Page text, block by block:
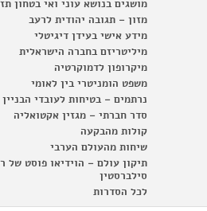
מושגים בנושא עוני ואי בטחון
מזון – תגובה יהודית לרעב
מידע אישי בעידן דיגיטלי
מיליטריזם בחברה הישראלית
מיקרופון לדמוקרטיה
משפט הומניטרי בין לאומי
נרתמים – בטיחות לעובדי הבניין
סדר חברתי – מגזין אקטואליה
קולות מהבקעה
שיחות מהעולם הערבי
תיקון עולם – הוידיאו פוסט של
סילברסטין
לכל הסדרות